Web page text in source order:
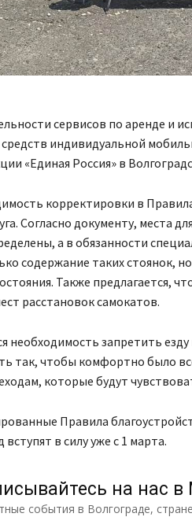
сервисов по аренде и
индивидуальной
«Единая Россия» в
корректировки в
Согласно документу, места
а в обязанности
содержание таких стоянок,
Также предлагается,
расстановок самокатов.
необходимость запретить
так, чтобы комфортно было
которые будут
Правила
вступят в силу уже с 1 марта.
на нас
события в Волгограде,